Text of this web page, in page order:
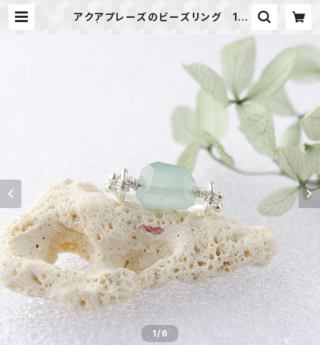
アクアプレーズのビーズリング 18
macari* マカリ ハンドメイドアク
1/6